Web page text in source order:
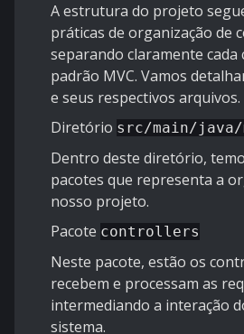
A estrutura do projeto
práticas de organização de
separando claramente cada
padrão MVC. Vamos
e seus respectivos arquivos.
Diretório src/main/
Dentro deste diretório,
pacotes que representa a
nosso projeto.
Pacote controllers
Neste pacote, estão os
recebem e processam as
intermediando a interação
sistema.